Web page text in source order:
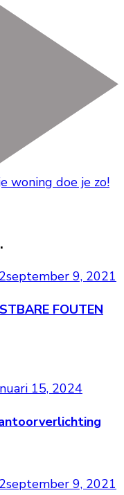
woning doe je zo!
september 9, 2021
FOUTEN
15, 2024
september 9, 2021